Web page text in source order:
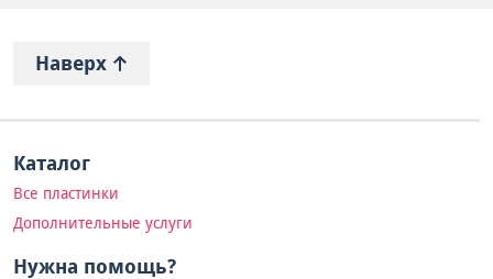
Наверх
Каталог
Все пластинки
Дополнительные услуги
Нужна помощь?